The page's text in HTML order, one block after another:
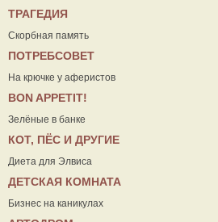
ТРАГЕДИЯ
Скорбная память
ПОТРЕБСОВЕТ
На крючке у аферистов
ВON APPETIT!
Зелёные в банке
КОТ, ПЁС И ДРУГИЕ
Диета для Элвиса
ДЕТСКАЯ КОМНАТА
Бизнес на каникулах